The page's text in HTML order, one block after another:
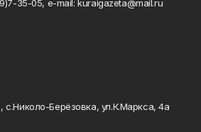
35-05, e-mail: kuraigazeta@mail.ru
с.Николо-Берёзовка, ул.К.Маркса, 4а